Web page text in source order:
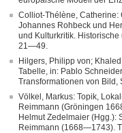
Colliot-Thélène,
Johannes Rohbeck und
und Kulturkritik.
21—49.
Hilgers, Philipp von;
Tabelle, in: Pablo
Transformationen von
Völkel, Markus: Topik,
Reimmann (Gröningen
Helmut Zedelmaier (Hgg.):
Reimmann (1668—1743).